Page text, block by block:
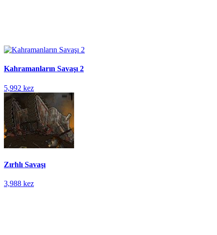
Kahramanların Savaşı 2
5,992 kez
Zırhlı Savaşı
3,988 kez